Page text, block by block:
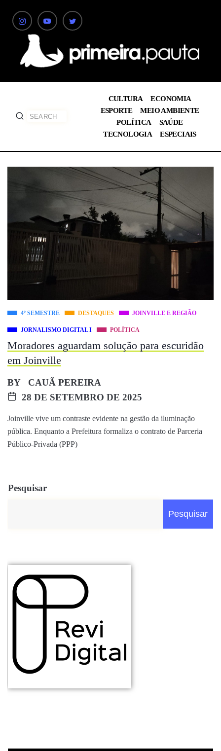
CULTURA
ECONOMIA
ESPORTE
MEIO AMBIENTE
POLÍTICA
SAÚDE
TECNOLOGIA
ESPECIAIS
4º SEMESTRE DESTAQUES JOINVILLE E REGIÃO
JORNALISMO DIGITAL I POLÍTICA
Moradores aguardam solução para escuridão
em Joinville
BY
CAUÃ PEREIRA
28 DE SETEMBRO DE 2025
Joinville vive um contraste evidente na gestão da iluminação
pública. Enquanto a Prefeitura formaliza o contrato de Parceria
Público-Privada (PPP)
Pesquisar
Pesquisar